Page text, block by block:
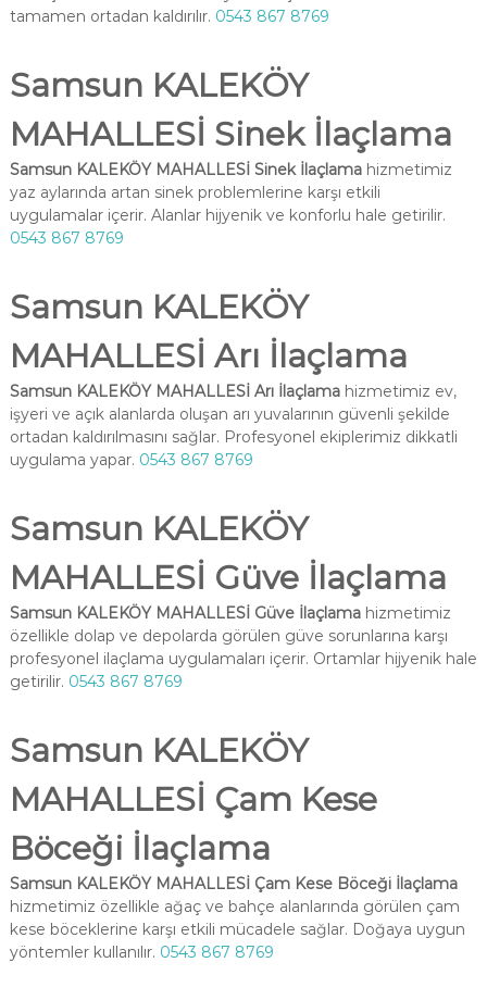
tamamen ortadan kaldırılır. 0543 867 8769
Samsun KALEKÖY
MAHALLESİ Sinek İlaçlama
Samsun KALEKÖY MAHALLESİ Sinek İlaçlamahizmetimiz
yaz aylarında artan sinek problemlerine karşı etkili
uygulamalar içerir. Alanlar hijyenik ve konforlu hale getirilir.
0543 867 8769
Samsun KALEKÖY
MAHALLESİ Arı İlaçlama
Samsun KALEKÖY MAHALLESİ Arı İlaçlamahizmetimiz ev,
işyeri ve açık alanlarda oluşan arı yuvalarının güvenli şekilde
ortadan kaldırılmasını sağlar. Profesyonel ekiplerimiz dikkatli
uygulama yapar. 0543 867 8769
Samsun KALEKÖY
MAHALLESİ Güve İlaçlama
Samsun KALEKÖY MAHALLESİ Güve İlaçlamahizmetimiz
özellikle dolap ve depolarda görülen güve sorunlarına karşı
profesyonel ilaçlama uygulamaları içerir. Ortamlar hijyenik hale
getirilir. 0543 867 8769
Samsun KALEKÖY
MAHALLESİ Çam Kese
Böceği İlaçlama
Samsun KALEKÖY MAHALLESİ Çam Kese Böceği İlaçlama
hizmetimiz özellikle ağaç ve bahçe alanlarında görülen çam
kese böceklerine karşı etkili mücadele sağlar. Doğaya uygun
yöntemler kullanılır. 0543 867 8769